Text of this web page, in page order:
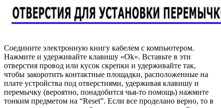
Соедините электронную книгу кабелем с компьютером.
Нажмите и удерживайте клавишу «Ok». Вставьте в эти
отверстия провод или кусок скрепки и удерживайте так,
чтобы закоротить контактные площадки, расположенные на
плате устройства под отверстиями, удерживая клавишу и
перемычку (вероятно, понадобится чья-то помощь) нажмите
тонким предметом на “Reset”. Если все проделано верно, то в